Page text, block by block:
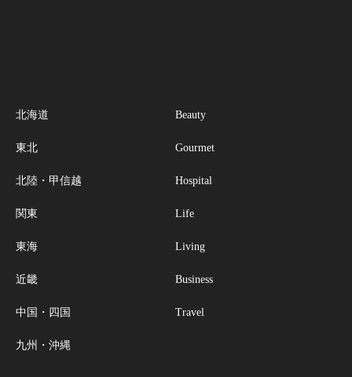
北海道
東北
北陸・甲信越
関東
東海
近畿
中国・四国
九州・沖縄
Beauty
Gourmet
Hospital
Life
Living
Business
Travel